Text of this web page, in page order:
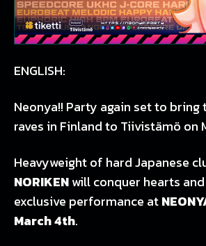
ENGLISH:
Neonya!! Party again set to
raves in Finland to Tiivistämö on
Heavyweight of hard Japanese
NORIKENwill conquer hearts
exclusive performance at
March 4th.